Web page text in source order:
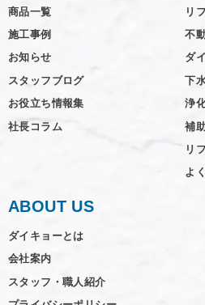
商品一覧
施工事例
お知らせ
スタッフブログ
お役立ち情報集
社長コラム
リ
不
ダ
下
浄
補
リ
よ
ABOUT US
ダイキョーとは
会社案内
スタッフ・職人紹介